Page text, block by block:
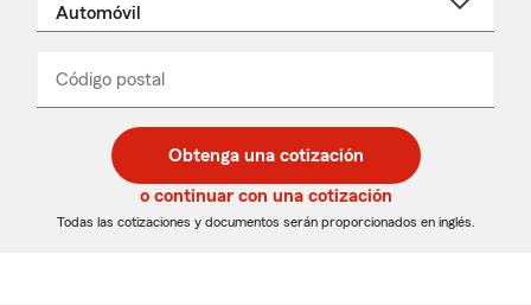
desplegable
Código postal
de
5
dígitos
de
5
dígitos
_____
Obtenga una cotización
o continuar con una cotización
Todas las cotizaciones y documentos serán proporcionados en inglés.